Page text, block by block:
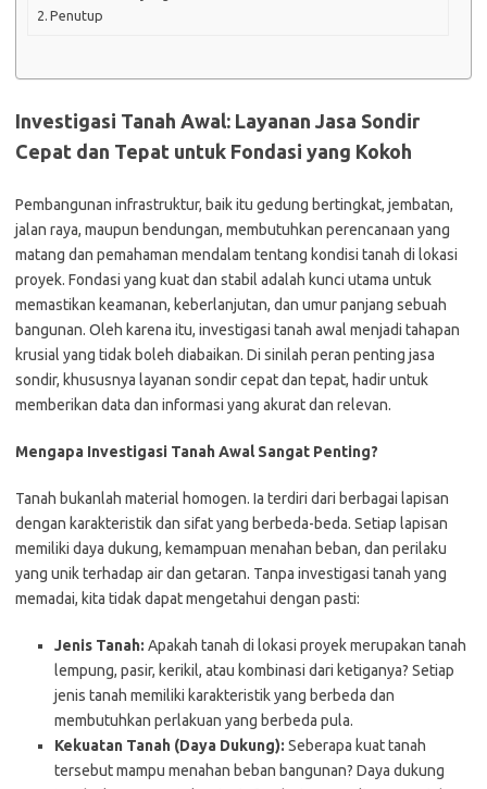
Penutup
Investigasi Tanah Awal: Layanan Jasa Sondir
Cepat dan Tepat untuk Fondasi yang Kokoh
Pembangunan infrastruktur, baik itu gedung bertingkat, jembatan,
jalan raya, maupun bendungan, membutuhkan perencanaan yang
matang dan pemahaman mendalam tentang kondisi tanah di lokasi
proyek. Fondasi yang kuat dan stabil adalah kunci utama untuk
memastikan keamanan, keberlanjutan, dan umur panjang sebuah
bangunan. Oleh karena itu, investigasi tanah awal menjadi tahapan
krusial yang tidak boleh diabaikan. Di sinilah peran penting jasa
sondir, khususnya layanan sondir cepat dan tepat, hadir untuk
memberikan data dan informasi yang akurat dan relevan.
Mengapa Investigasi Tanah Awal Sangat Penting?
Tanah bukanlah material homogen. Ia terdiri dari berbagai lapisan
dengan karakteristik dan sifat yang berbeda-beda. Setiap lapisan
memiliki daya dukung, kemampuan menahan beban, dan perilaku
yang unik terhadap air dan getaran. Tanpa investigasi tanah yang
memadai, kita tidak dapat mengetahui dengan pasti:
Jenis Tanah: Apakah tanah di lokasi proyek merupakan tanah
lempung, pasir, kerikil, atau kombinasi dari ketiganya? Setiap
jenis tanah memiliki karakteristik yang berbeda dan
membutuhkan perlakuan yang berbeda pula.
Kekuatan Tanah (Daya Dukung): Seberapa kuat tanah
tersebut mampu menahan beban bangunan? Daya dukung